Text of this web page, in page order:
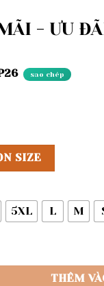
- ƯU
sao chép
SIZE
5XL L M
ống đứng lưng
THÊM